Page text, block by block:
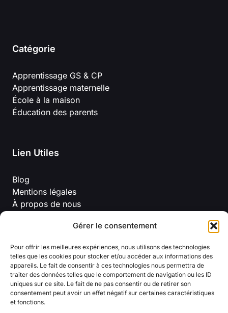
Gérer le consentement
Pour offrir les meilleures expériences, nous utilisons des technologies
telles que les cookies pour stocker et/ou accéder aux informations des
appareils. Le fait de consentir à ces technologies nous permettra de
traiter des données telles que le comportement de navigation ou les ID
uniques sur ce site. Le fait de ne pas consentir ou de retirer son
consentement peut avoir un effet négatif sur certaines caractéristiques
et fonctions.
Catégorie
Apprentissage GS & CP
Apprentissage maternelle
École à la maison
Éducation des parents
Lien Utiles
Blog
Mentions légales
À propos de nous
Conditions Générales D’Utilisation